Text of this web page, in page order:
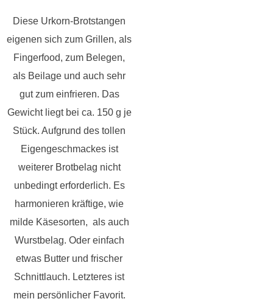
Diese Urkorn-Brotstangen
eigenen sich zum Grillen, als
Fingerfood, zum Belegen,
als Beilage und auch sehr
gut zum einfrieren. Das
Gewicht liegt bei ca. 150 g je
Stück. Aufgrund des tollen
Eigengeschmackes ist
weiterer Brotbelag nicht
unbedingt erforderlich. Es
harmonieren kräftige, wie
milde Käsesorten, als auch
Wurstbelag. Oder einfach
etwas Butter und frischer
Schnittlauch. Letzteres ist
mein persönlicher Favorit.